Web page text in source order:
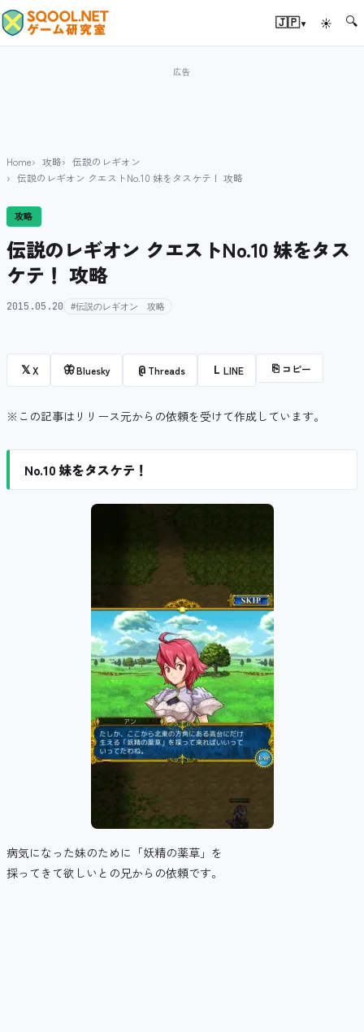
🇯🇵▾ ☀ 🔍
Home 攻略
伝説のレギオン
伝説のレギオン クエストNo.10 妹をタスケテ！ 攻略
攻略
伝説のレギオン クエストNo.10 妹をタス
ケテ！ 攻略
2015.05.20 #伝説のレギオン 攻略
𝕏X 🦋Bluesky @ Threads L LINE ⎘ コピー
※この記事はリリース元からの依頼を受けて作成しています。
No.10 妹をタスケテ！
病気になった妹のために「妖精の薬草」を
採ってきて欲しいとの兄からの依頼です。